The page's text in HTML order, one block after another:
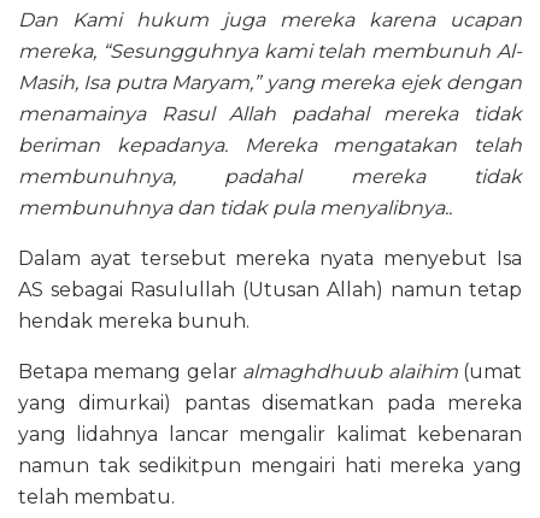
Dan Kami hukum juga mereka karena ucapan
mereka, “Sesungguhnya kami telah membunuh Al-
Masih, Isa putra Maryam,” yang mereka ejek dengan
menamainya Rasul Allah padahal mereka tidak
beriman kepadanya. Mereka mengatakan telah
membunuhnya, padahal mereka tidak
membunuhnya dan tidak pula menyalibnya..
Dalam ayat tersebut mereka nyata menyebut Isa
AS sebagai Rasulullah (Utusan Allah) namun tetap
hendak mereka bunuh.
Betapa memang gelar almaghdhuub alaihim(umat
yang dimurkai) pantas disematkan pada mereka
yang lidahnya lancar mengalir kalimat kebenaran
namun tak sedikitpun mengairi hati mereka yang
telah membatu.